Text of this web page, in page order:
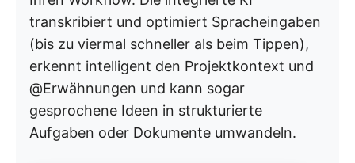
transkribiert und optimiert Spracheingaben
(bis zu viermal schneller als beim Tippen),
erkennt intelligent den Projektkontext und
@Erwähnungen und kann sogar
gesprochene Ideen in strukturierte
Aufgaben oder Dokumente umwandeln.